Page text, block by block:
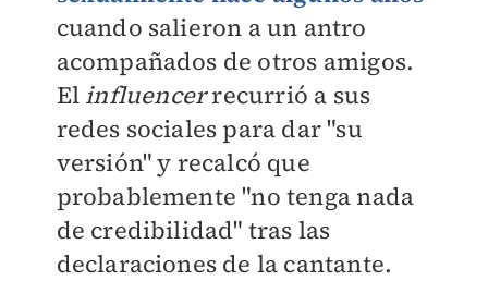
cuando salieron a un antro
acompañados de otros amigos.
El influencerrecurrió a sus
redes sociales para dar "su
versión" y recalcó que
probablemente "no tenga nada
de credibilidad" tras las
declaraciones de la cantante.